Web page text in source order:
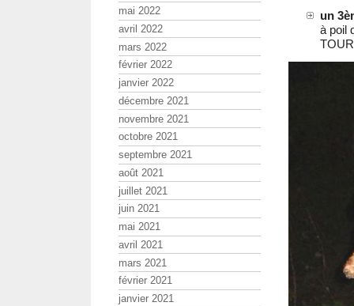
un
à poil
mai 2022
avril 2022
mars 2022
février 2022
janvier 2022
décembre 2021
novembre 2021
octobre 2021
septembre 2021
août 2021
juillet 2021
juin 2021
mai 2021
avril 2021
mars 2021
février 2021
janvier 2021